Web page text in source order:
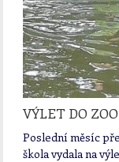
VÝLET DO
Poslední měsíc
škola vydala na